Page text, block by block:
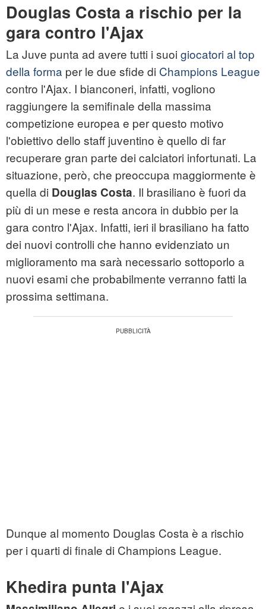
Douglas Costa a rischio per la
gara contro l'Ajax
La Juve punta ad avere tutti i suoi giocatori al top
della forma per le due sfide di Champions League
contro l'Ajax. I bianconeri, infatti, vogliono
raggiungere la semifinale della massima
competizione europea e per questo motivo
l'obiettivo dello staff juventino è quello di far
recuperare gran parte dei calciatori infortunati. La
situazione, però, che preoccupa maggiormente è
quella di Douglas Costa. Il brasiliano è fuori da
più di un mese e resta ancora in dubbio per la
gara contro l'Ajax. Infatti, ieri il brasiliano ha fatto
dei nuovi controlli che hanno evidenziato un
miglioramento ma sarà necessario sottoporlo a
nuovi esami che probabilmente verranno fatti la
prossima settimana.
Dunque al momento Douglas Costa è a rischio
per i quarti di finale di Champions League.
Khedira punta l'Ajax